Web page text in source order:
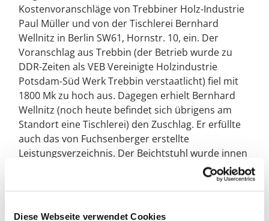
Diese Webseite verwendet Cookies
Kostenvoranschläge von Trebbiner Holz-Industrie
Paul Müller und von der Tischlerei Bernhard
Wellnitz in Berlin SW61, Hornstr. 10, ein. Der
Voranschlag aus Trebbin (der Betrieb wurde zu
DDR-Zeiten als VEB Vereinigte Holzindustrie
Potsdam-Süd Werk Trebbin verstaatlicht) fiel mit
1800 Mk zu hoch aus. Dagegen erhielt Bernhard
Wellnitz (noch heute befindet sich übrigens am
Standort eine Tischlerei) den Zuschlag. Er erfüllte
auch das von Fuchsenberger erstellte
Leistungsverzeichnis. Der Beichtstuhl wurde innen
gebeizt, jedoch ohne Verglasung und äußeren
Anstrich im Mai 1936 für 583,40 Mk aufgestellt.
bislang keine Unterlagen finden ließen, wurde er